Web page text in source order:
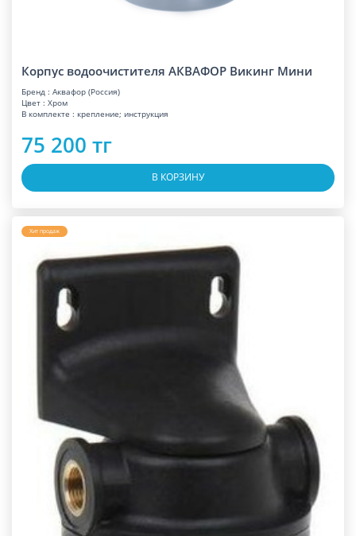
Корпус водоочистителя АКВАФОР Викинг Мини
Бренд : Аквафор (Россия)
Цвет : Хром
В комплекте : крепление; инструкция
75 200 тг
В КОРЗИНУ
Хит продаж